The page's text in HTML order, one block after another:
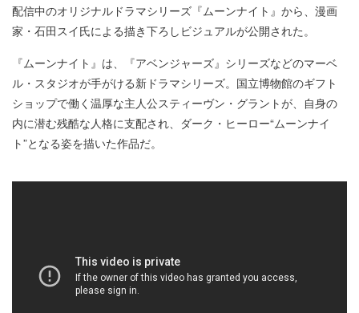
配信中のオリジナルドラマシリーズ『ムーンナイト』から、漫画
家・石田スイ氏による描き下ろしビジュアルが公開された。
『ムーンナイト』は、『アベンジャーズ』シリーズなどのマーベ
ル・スタジオが手がける新ドラマシリーズ。国立博物館のギフト
ショップで働く温厚な主人公スティーヴン・グラントが、自身の
内に潜む残酷な人格に支配され、ダーク・ヒーロー“ムーンナイ
ト”となる姿を描いた作品だ。